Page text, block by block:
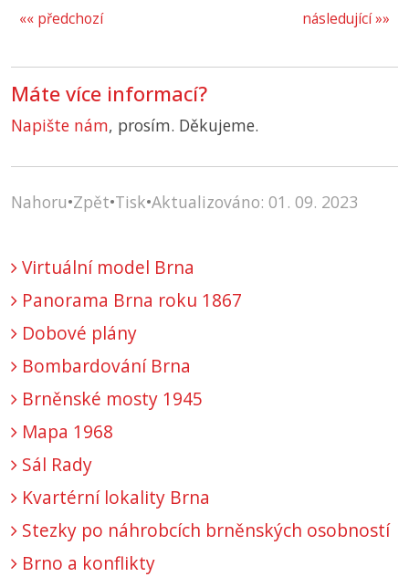
následující »»
«« předchozí
Máte více informací?
Napište nám, prosím. Děkujeme.
Nahoru•Zpět•Tisk•Aktualizováno: 01. 09. 2023
Virtuální model Brna
Panorama Brna roku 1867
Dobové plány
Bombardování Brna
Brněnské mosty 1945
Mapa 1968
Sál Rady
Kvartérní lokality Brna
Stezky po náhrobcích brněnských osobností
Brno a konflikty